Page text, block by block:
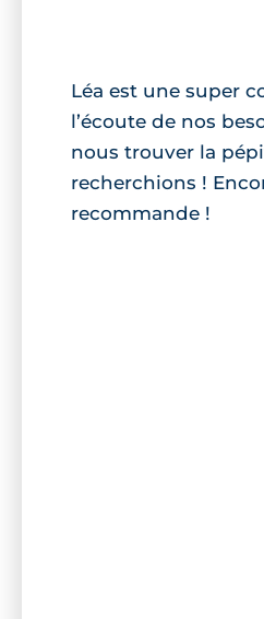
Léa est une super
l’écoute de nos
nous trouver la
recherchions !
recommande !